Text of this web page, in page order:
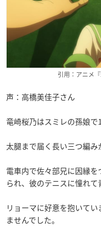
引用：アニメ
声：高橋美佳子さん
竜崎桜乃はスミレの孫娘で
太腿まで届く長い三つ編み
電車内で佐々部兄に因縁
られ、彼のテニスに憧れて
リョーマに好意を抱いて
ませんでした。